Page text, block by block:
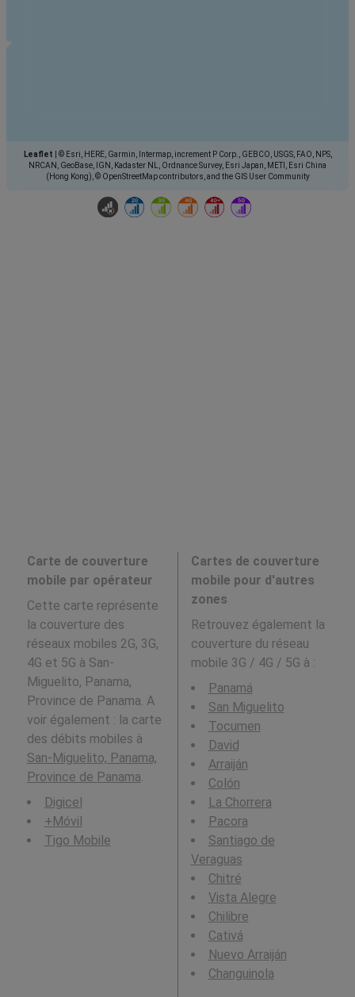
Leaflet
© Esri, HERE, Garmin, Intermap, increment P Corp., GEBCO, USGS, FAO, NPS,
NRCAN, GeoBase, IGN, Kadaster NL, Ordnance Survey, Esri Japan, METI, Esri China
(Hong Kong), © OpenStreetMap contributors, and the GIS User Community
Carte de couverture
mobile par opérateur
Cette carte représente
la couverture des
réseaux mobiles 2G, 3G,
4G et 5G à San-
Miguelito, Panama,
Province de Panama. A
voir également : la carte
des débits mobiles à
San-Miguelito, Panama,
Province de Panama.
Digicel
+Móvil
Tigo Mobile
Cartes de couverture
mobile pour d'autres
zones
Retrouvez également la
couverture du réseau
mobile 3G / 4G / 5G à :
Panamá
San Miguelito
Tocumen
David
Arraiján
Colón
La Chorrera
Pacora
Santiago de
Veraguas
Chitré
Vista Alegre
Chilibre
Cativá
Nuevo Arraiján
Changuinola